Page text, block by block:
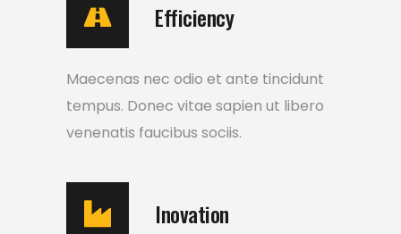
Efficiency
Maecenas nec odio et ante tincidunt
tempus. Donec vitae sapien ut libero
venenatis faucibus sociis.
Inovation